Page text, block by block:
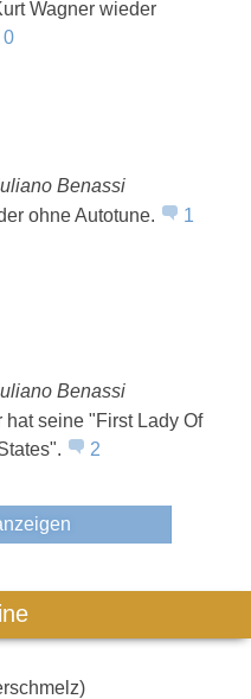
Wagner wieder
0
Benassi
ohne Autotune.
1
Benassi
hat seine "First Lady Of
2